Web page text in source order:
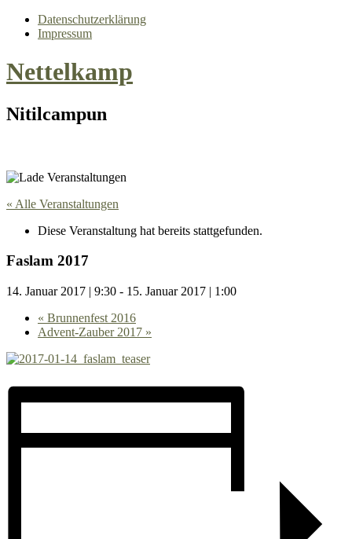
Datenschutzerklärung
Impressum
Nettelkamp
Nitilcampun
« Alle Veranstaltungen
Diese Veranstaltung hat bereits stattgefunden.
Faslam 2017
14. Januar 2017 | 9:30 - 15. Januar 2017 | 1:00
« Brunnenfest 2016
Advent-Zauber 2017 »